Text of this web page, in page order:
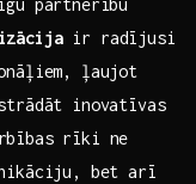
‌partnerību
ir radījusi
ļaujot
inovatīvas
rīki ne
bet arī⁣